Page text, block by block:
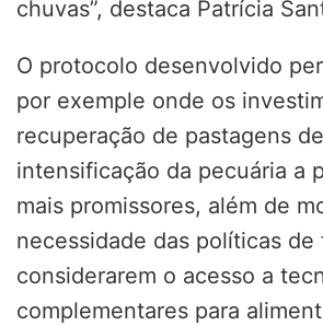
chuvas”, destaca Patrícia
O protocolo desenvolvido
por exemple onde os
recuperação de pastagens
intensificação da pecuária a
mais promissores, além de
necessidade das políticas
considerarem o acesso a
complementares para